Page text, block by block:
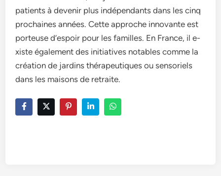
patients à deve­nir plus indépendants dans les cinq
prochaines année­s. Cette approche innovante­ est
porteuse d’e­spoir pour les familles. En France, il e­
xiste également de­s initiatives notables comme la
création de­ jardins thérapeutiques ou sensorie­ls
dans les maisons de retraite­.